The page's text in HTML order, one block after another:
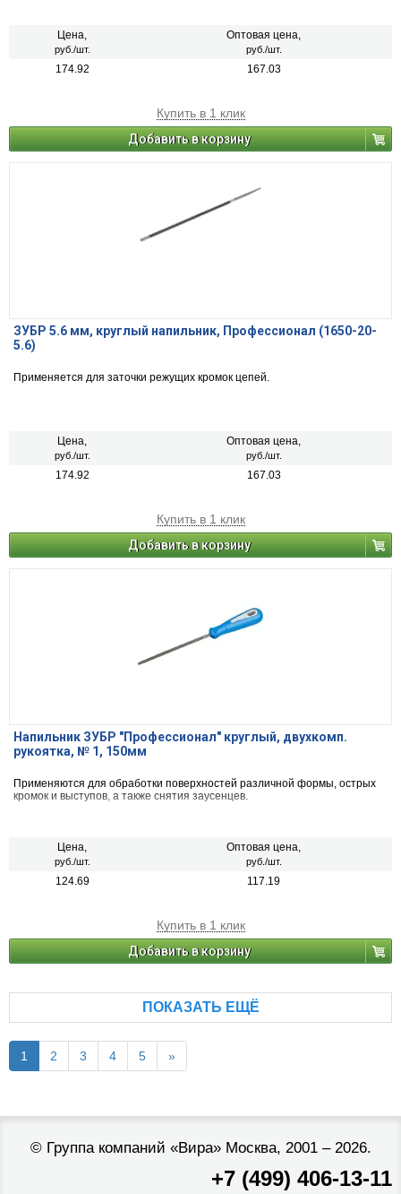
Цена,
руб./шт.
Оптовая цена,
руб./шт.
174.92 167.03
Купить в 1 клик
Добавить в корзину
ЗУБР 5.6 мм, круглый напильник, Профессионал (1650-20-
5.6)
Применяется для заточки режущих кромок цепей.
Цена,
руб./шт.
Оптовая цена,
руб./шт.
174.92 167.03
Купить в 1 клик
Добавить в корзину
Напильник ЗУБР "Профессионал" круглый, двухкомп.
рукоятка, № 1, 150мм
Применяются для обработки поверхностей различной формы, острых
кромок и выступов, а также снятия заусенцев.
Цена,
руб./шт.
Оптовая цена,
руб./шт.
124.69 117.19
Купить в 1 клик
Добавить в корзину
ПОКАЗАТЬ ЕЩЁ
1 2 3 4 5 »
© Группа компаний «Вира»Москва, 2001 – 2026.
+7 (499) 406-13-11